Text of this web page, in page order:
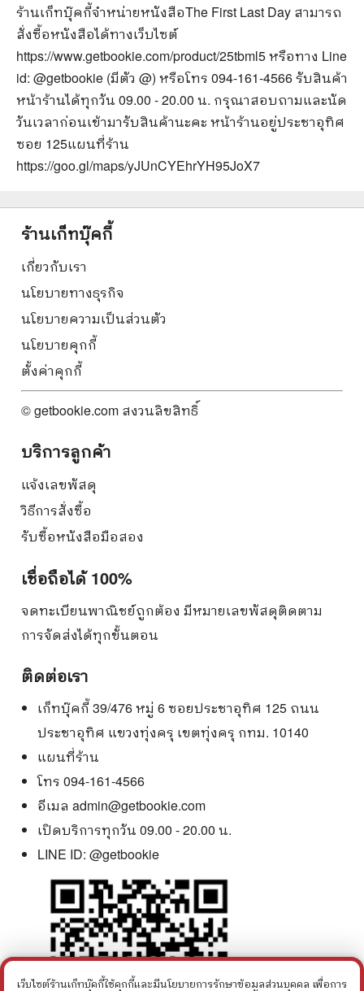
ร้านเก็ทบุ๊คกี้จำหน่ายหนังสือThe First Last Day สามารถ
สั่งซื้อหนังสือได้ทางเว็บไซต์
https://www.getbookie.com/product/25tbml5หรือทาง Line
id: @getbookie (มีตัว @) หรือโทร 094-161-4566 รับสินค้า
หน้าร้านได้ทุกวัน 09.00 - 20.00 น. กรุณาสอบถามและนัด
วันเวลาก่อนเข้ามารับสินค้านะคะ หน้าร้านอยู่ประชาอุทิศ
ซอย 125แผนที่ร้าน
https://goo.gl/maps/yJUnCYEhrYH95JoX7
ร้านเก็ทบุ๊คกี้
เกี่ยวกับเรา
นโยบายทางธุรกิจ
นโยบายความเป็นส่วนตัว
นโยบายคุกกี้
ตั้งค่าคุกกี้
© getbookie.com สงวนลิขสิทธิ์
บริการลูกค้า
แจ้งเลขพัสดุ
วิธีการสั่งซื้อ
รับซื้อหนังสือมือสอง
เชื่อถือได้ 100%
จดทะเบียนพาณิชย์ถูกต้อง มีหมายเลขพัสดุติดตาม
การจัดส่งได้ทุกขั้นตอน
ติดต่อเรา
เก็ทบุ๊คกี้ 39/476 หมู่ 6 ซอยประชาอุทิศ 125 ถนน
ประชาอุทิศ แขวงทุ่งครุ เขตทุ่งครุ กทม. 10140
แผนที่ร้าน
โทร 094-161-4566
อีเมล admin@getbookie.com
เปิดบริการทุกวัน 09.00 - 20.00 น.
LINE ID: @getbookie
เว็บไซต์ร้านเก็ทบุ๊คกี้ใช้คุกกี้และมีนโยบายการรักษาข้อมูลส่วนบุคคล เพื่อการ